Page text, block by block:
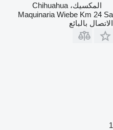
المكسيك، Chihuahua
Maquinaria Wiebe Km 24 Sa
الاتصال بالبائع
1